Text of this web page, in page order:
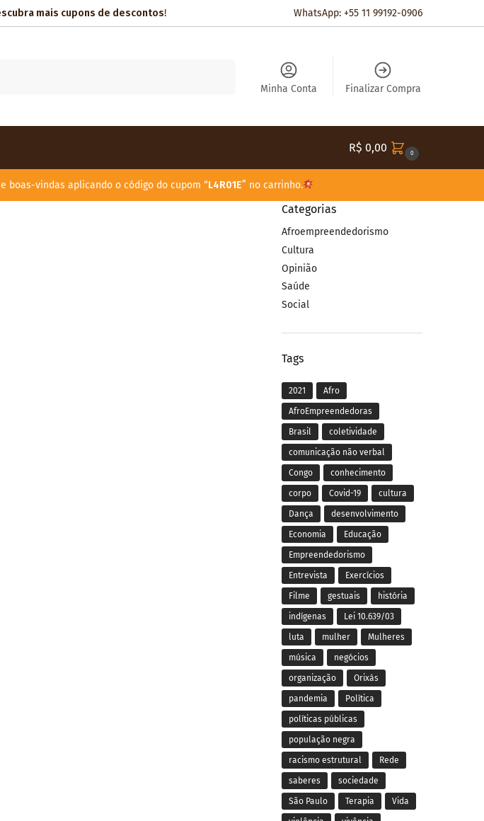
mais cupons de descontos! WhatsApp: +55 11 99192-0906
Minha Conta Finalizar Compra
R$ 0,00 0
boas-vindas aplicando o código do cupom “L4R01E” no carrinho.
Categorias
Afroempreendedorismo
Cultura
Opinião
Saúde
Social
Tags
2021 Afro
AfroEmpreendedoras
Brasil coletividade
comunicação não verbal
Congo conhecimento
corpo Covid-19 cultura
Dança desenvolvimento
Economia Educação
Empreendedorismo
Entrevista Exercícios
Filme gestuais história
indígenas Lei 10.639/03
luta mulher Mulheres
música negócios
organização Orixás
pandemia Política
políticas públicas
população negra
racismo estrutural Rede
saberes sociedade
São Paulo Terapia Vida